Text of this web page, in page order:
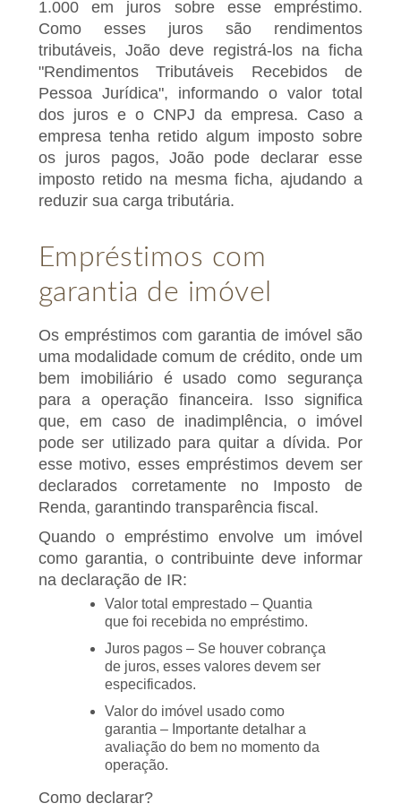
1.000 em juros sobre esse empréstimo.
Como esses juros são rendimentos
tributáveis, João deve registrá-los na ficha
"Rendimentos Tributáveis Recebidos de
Pessoa Jurídica", informando o valor total
dos juros e o CNPJ da empresa. Caso a
empresa tenha retido algum imposto sobre
os juros pagos, João pode declarar esse
imposto retido na mesma ficha, ajudando a
reduzir sua carga tributária.
Empréstimos com
garantia de imóvel
Os empréstimos com garantia de imóvel são
uma modalidade comum de crédito, onde um
bem imobiliário é usado como segurança
para a operação financeira. Isso significa
que, em caso de inadimplência, o imóvel
pode ser utilizado para quitar a dívida. Por
esse motivo, esses empréstimos devem ser
declarados corretamente no Imposto de
Renda, garantindo transparência fiscal.
Quando o empréstimo envolve um imóvel
como garantia, o contribuinte deve informar
na declaração de IR:
Valor total emprestado – Quantia
que foi recebida no empréstimo.
Juros pagos – Se houver cobrança
de juros, esses valores devem ser
especificados.
Valor do imóvel usado como
garantia – Importante detalhar a
avaliação do bem no momento da
operação.
Como declarar?